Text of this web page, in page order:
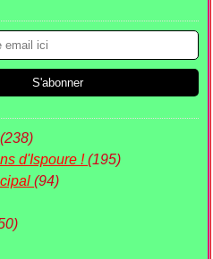
(238)
d'Ispoure !(195)
(94)